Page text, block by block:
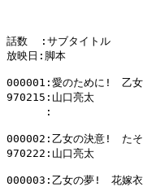
話数  :サブタイトル
放映日:脚本
000001:愛のために!　乙女
970215:山口亮太
:
000002:乙女の決意!　たそ
970222:山口亮太
000003:乙女の夢!　花嫁衣